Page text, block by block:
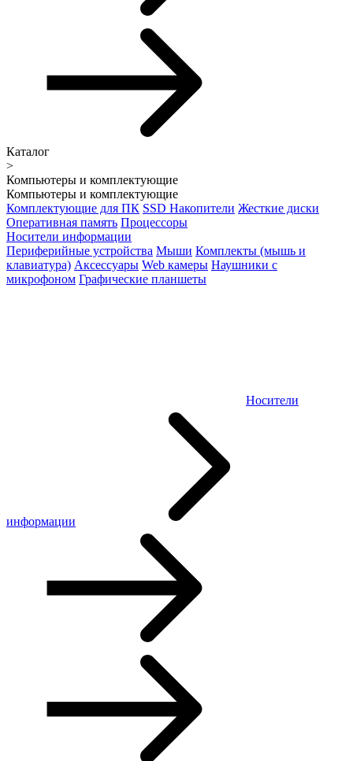
Каталог
>
Компьютеры и комплектующие
Компьютеры и комплектующие
Комплектующие для ПК SSD Накопители Жесткие диски
Оперативная память Процессоры
Носители информации
Периферийные устройства Мыши Комплекты (мышь и
клавиатура) Аксессуары Web камеры Наушники с
микрофоном Графические планшеты
Носители
информации